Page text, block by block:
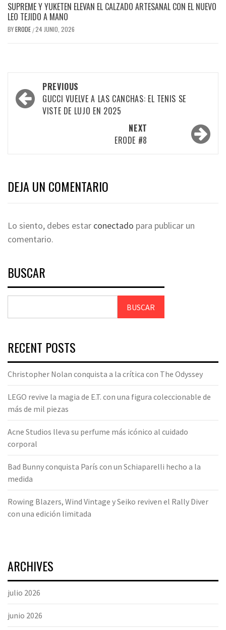
SUPREME Y YUKETEN ELEVAN EL CALZADO ARTESANAL CON EL NUEVO
LEO TEJIDO A MANO
BYERODE /24 JUNIO, 2026
PREVIOUS
GUCCI VUELVE A LAS CANCHAS: EL TENIS SE
VISTE DE LUJO EN 2025
NEXT
ERODE #8
DEJA UN COMENTARIO
Lo siento, debes estar conectado para publicar un
comentario.
BUSCAR
BUSCAR
RECENT POSTS
Christopher Nolan conquista a la crítica con The Odyssey
LEGO revive la magia de E.T. con una figura coleccionable de
más de mil piezas
Acne Studios lleva su perfume más icónico al cuidado
corporal
Bad Bunny conquista París con un Schiaparelli hecho a la
medida
Rowing Blazers, Wind Vintage y Seiko reviven el Rally Diver
con una edición limitada
ARCHIVES
julio 2026
junio 2026